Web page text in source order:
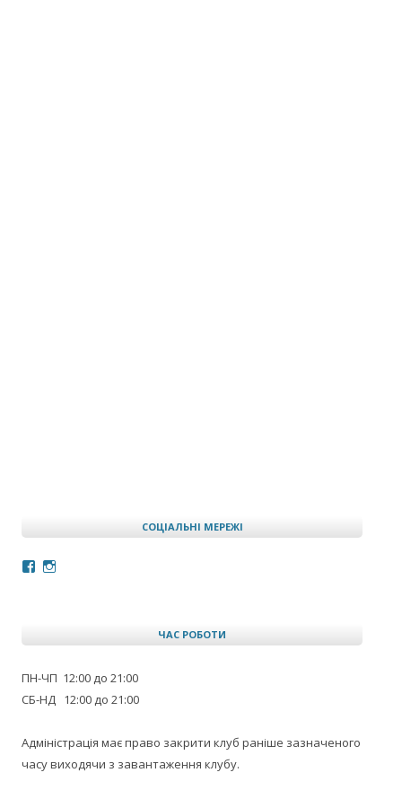
СОЦІАЛЬНІ МЕРЕЖІ
Facebook
Instagram
ЧАС РОБОТИ
ПН-ЧП 12:00 до 21:00
СБ-НД 12:00 до 21:00
Адміністрація має право закрити клуб раніше зазначеного
часу виходячи з завантаження клубу.